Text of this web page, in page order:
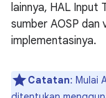
lainnya, HAL Input
sumber AOSP dan
implementasinya.
Catatan: Mulai